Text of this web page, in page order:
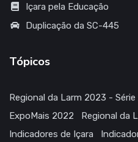
Içara pela Educação
Duplicação da SC-445
Tópicos
Regional da Larm 2023 - Série
ExpoMais 2022
Regional da
Indicadores de Içara